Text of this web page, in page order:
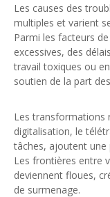
Les causes des
multiples et varient
Parmi les facteurs
excessives, des
travail toxiques ou
soutien de la part
Les transformations
digitalisation, le
tâches, ajoutent une
Les frontières entre
deviennent floues,
de surmenage.